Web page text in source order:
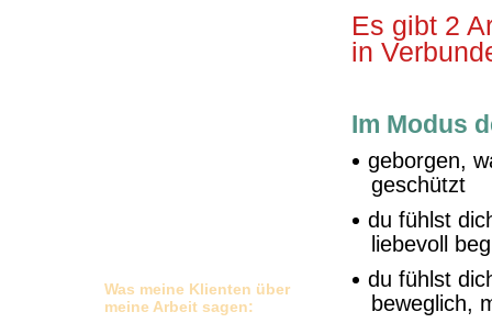
Was meine Klienten über
meine Arbeit sagen:
Es gibt 2
in
Im Modus
geborgen,
geschützt
du fühlst
liebevoll
du fühlst
beweglich,